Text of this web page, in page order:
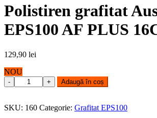
Polistiren grafitat
EPS100 AF PLUS
129,90 lei
NOU
Polistiren
grafitat
EPS100
Adaugă în coș
SKU: 160 Categorie: Grafitat EPS100